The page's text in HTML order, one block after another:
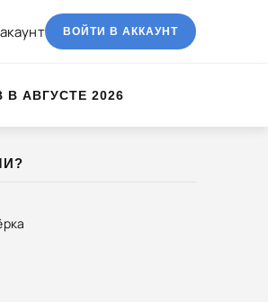
ВОЙТИ В АККАУНТ
АВГУСТЕ 2026